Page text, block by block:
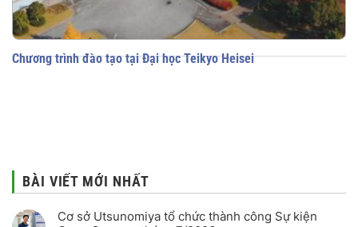
Chương trình đào tạo tại Đại học Teikyo Heisei
BÀI VIẾT MỚI NHẤT
Cơ sở Utsunomiya tổ chức thành công Sự kiện